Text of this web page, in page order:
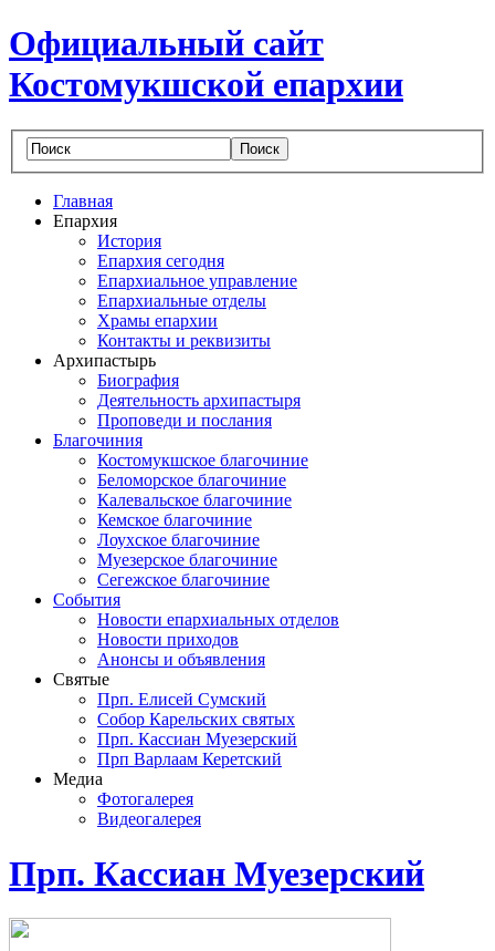
Официальный сайт
Костомукшской епархии
Главная
Епархия
История
Епархия сегодня
Епархиальное управление
Епархиальные отделы
Храмы епархии
Контакты и реквизиты
Архипастырь
Биография
Деятельность архипастыря
Проповеди и послания
Благочиния
Костомукшское благочиние
Беломорское благочиние
Калевальское благочиние
Кемское благочиние
Лоухское благочиние
Муезерское благочиние
Сегежское благочиние
События
Новости епархиальных отделов
Новости приходов
Анонсы и объявления
Святые
Прп. Елисей Сумский
Собор Карельских святых
Прп. Кассиан Муезерский
Прп Варлаам Керетский
Медиа
Фотогалерея
Видеогалерея
Прп. Кассиан Муезерский